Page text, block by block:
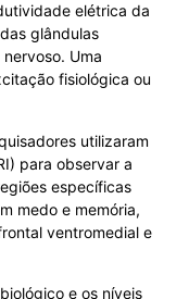
elétrica da
glândulas
Uma
fisiológica ou
utilizaram
para observar a
específicas
medo e memória,
ventromedial e
e os níveis